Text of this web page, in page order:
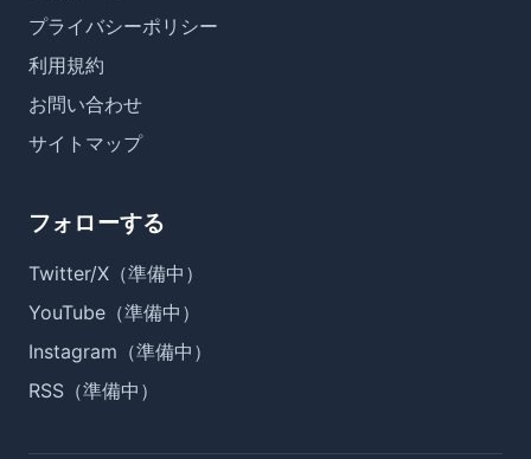
プライバシーポリシー
利用規約
お問い合わせ
サイトマップ
フォローする
Twitter/X（準備中）
YouTube（準備中）
Instagram（準備中）
RSS（準備中）